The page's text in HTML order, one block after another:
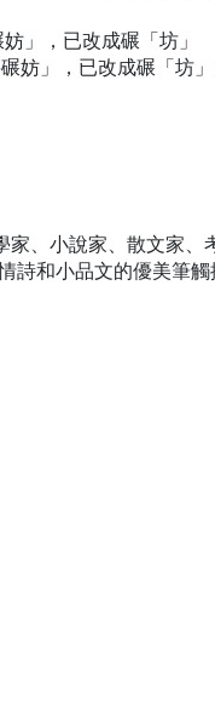
」，已改成碾「坊」
妨」，已改成碾「坊」
家、小說家、散文家
詩和小品文的優美筆觸